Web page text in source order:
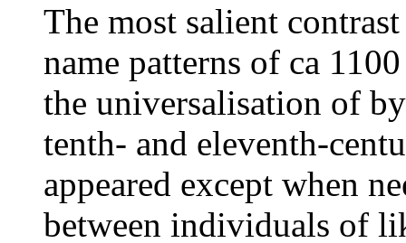
The most salient
name patterns of ca
the universalisation of
tenth- and eleventh-
appeared except when
between individuals of